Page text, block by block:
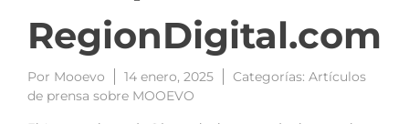
RegionDigital.com
Por Mooevo 14 enero, 2025 Categorías: Artículos
de prensa sobre MOOEVO